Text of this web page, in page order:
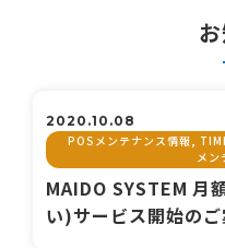
2020.10.08
POSメンテナンス情報,
メン
MAIDO SYSTEM 月
い)サービス開始のご